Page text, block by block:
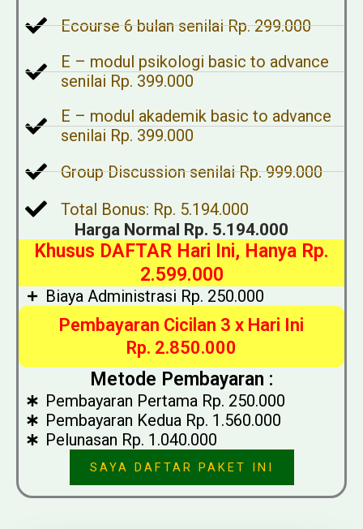
Ecourse 6 bulan senilai Rp. 299.000
E – modul psikologi basic to advance
senilai Rp. 399.000
E – modul akademik basic to advance
senilai Rp. 399.000
Group Discussion senilai Rp. 999.000
Total Bonus: Rp. 5.194.000
Harga Normal Rp. 5.194.000
Khusus DAFTAR Hari Ini, Hanya Rp.
2.599.000
Biaya Administrasi Rp. 250.000
Pembayaran Cicilan 3 x Hari Ini
Rp. 2.850.000
Metode Pembayaran :
Pembayaran Pertama Rp. 250.000
Pembayaran Kedua Rp. 1.560.000
Pelunasan Rp. 1.040.000
SAYA DAFTAR PAKET INI